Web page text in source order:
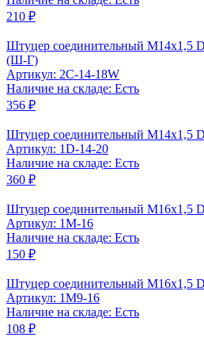
210 ₽
Штуцер соединительный M14x1,5
(Ш-Г)
Артикул: 2C-14-18W
Наличие на складе: Есть
356 ₽
Штуцер соединительный M14x1,5
Артикул: 1D-14-20
Наличие на складе: Есть
360 ₽
Штуцер соединительный M16x1,5
Артикул: 1M-16
Наличие на складе: Есть
150 ₽
Штуцер соединительный M16x1,5
Артикул: 1M9-16
Наличие на складе: Есть
108 ₽